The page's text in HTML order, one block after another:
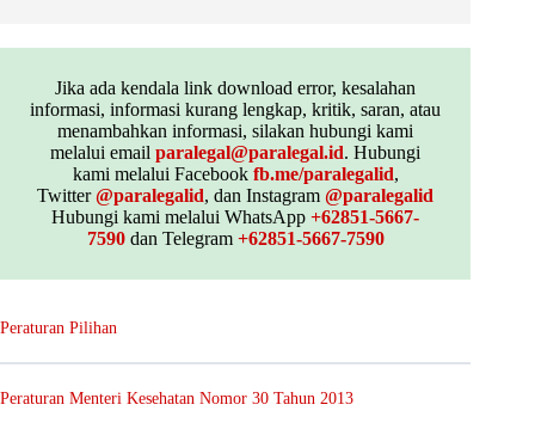
Jika ada kendala link download error, kesalahan
informasi, informasi kurang lengkap, kritik, saran, atau
menambahkan informasi, silakan hubungi kami
melalui emailparalegal@paralegal.id. Hubungi
kami melalui Facebook fb.me/paralegalid,
Twitter@paralegalid, dan Instagram@paralegalid
Hubungi kami melalui WhatsApp+62851-5667-
7590dan Telegram +62851-5667-7590
Peraturan Pilihan
Peraturan Menteri Kesehatan Nomor 30 Tahun 2013